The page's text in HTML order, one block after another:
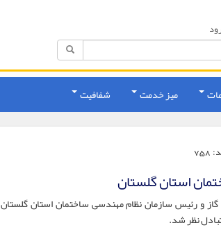
میز خدمت شفافیت
758
استان گلستان
شرکت گاز و رئیس سازمان نظام مهندسی ساختمان استان گلستان
نظر شد.